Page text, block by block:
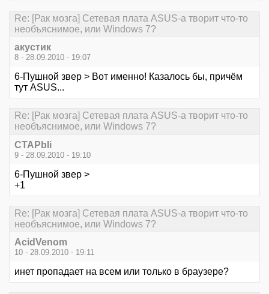
Re: [Рак мозга] Сетевая плата ASUS-а творит что-то
необъяснимое, или Windows 7?
акустик
8 - 28.09.2010 - 19:07
6-Пушной звер > Вот именно! Казалось бы, причём
тут ASUS...
Re: [Рак мозга] Сетевая плата ASUS-а творит что-то
необъяснимое, или Windows 7?
CTAPbIi
9 - 28.09.2010 - 19:10
6-Пушной звер >
+1
Re: [Рак мозга] Сетевая плата ASUS-а творит что-то
необъяснимое, или Windows 7?
AcidVenom
10 - 28.09.2010 - 19:11
инет пропадает на всем или только в браузере?